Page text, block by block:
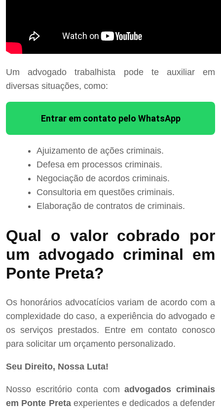
Um advogado trabalhista pode te auxiliar em
diversas situações, como:
Entrar em contato pelo WhatsApp
Ajuizamento de ações criminais.
Defesa em processos criminais.
Negociação de acordos criminais.
Consultoria em questões criminais.
Elaboração de contratos de criminais.
Qual o valor cobrado por
um advogado criminal em
Ponte Preta?
Os honorários advocatícios variam de acordo com a
complexidade do caso, a experiência do advogado e
os serviços prestados. Entre em contato conosco
para solicitar um orçamento personalizado.
Seu Direito, Nossa Luta!
Nosso escritório conta comadvogados criminais
em Ponte Pretaexperientes e dedicados a defender